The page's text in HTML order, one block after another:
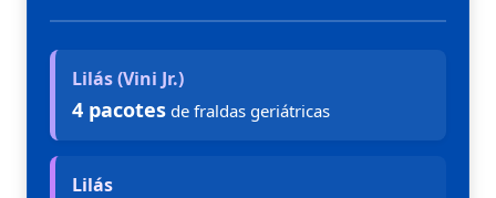
Lilás (Vini Jr.)
4 pacotes de fraldas geriátricas
Lilás